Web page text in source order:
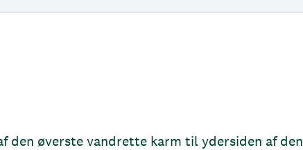
den øverste vandrette karm til ydersiden af den